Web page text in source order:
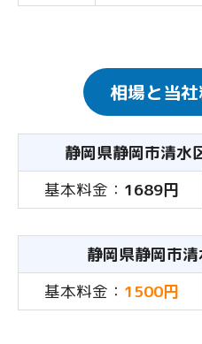
相場と当
静岡県静岡市清水
基本料金： 1689円
静岡県静岡市
基本料金： 1500円